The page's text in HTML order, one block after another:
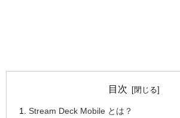
目次
Stream Deck Mobile とは？